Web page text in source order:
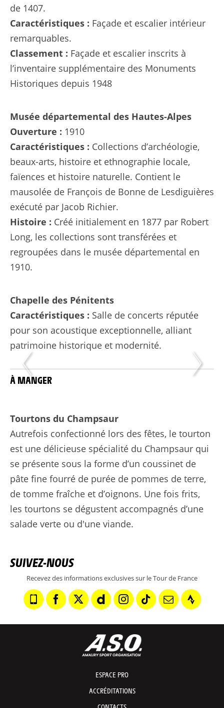
de 1407.
Caractéristiques : Façade et escalier intérieur
remarquables.
Classement : Façade et escalier inscrits à
l’inventaire supplémentaire des Monuments
Historiques depuis 1948
Musée départemental des Hautes-Alpes
Ouverture : 1910
Caractéristiques : Collections d’archéologie,
beaux-arts, histoire et ethnographie locale,
faïences et histoire naturelle. Contient le
mausolée de François de Bonne de Lesdiguières
exécuté par Jacob Richier.
Histoire : Créé initialement en 1877 par Robert
Long, les collections sont transférées et
regroupées dans le musée départemental en
1910.
Chapelle des Pénitents
Caractéristiques : Salle de concerts réputée
pour son acoustique exceptionnelle, alliant
patrimoine historique et modernité.
À MANGER
Tourtons du Champsaur
Autrefois confectionné lors des fêtes, le tourton
est une délicieuse spécialité du Champsaur qui
se présente sous la forme d’un coussinet de
pâte fine fourré de purée de pommes de terre,
de tomme fraîche et d’oignons. Une fois frits,
les tourtons se dégustent accompagnés d’une
salade verte ou d'une viande.
SUIVEZ-NOUS
Recevez des informations exclusives sur le Tour de France
ESPACE PRO
ACCRÉDITATIONS